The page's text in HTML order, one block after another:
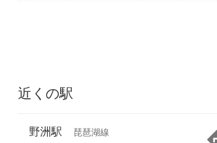
近くの駅
野洲駅 琵琶湖線